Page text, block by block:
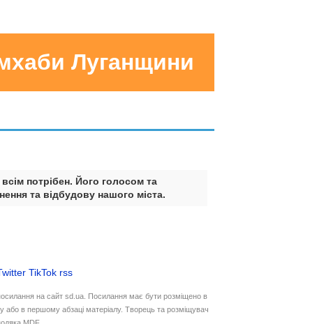
Луганщини
потрібен. Його голосом та
та відбудову нашого міста.
TikTok rss
на сайт sd.ua. Посилання має бути розміщено в
або в першому абзаці матеріалу. Творець та розміщувач